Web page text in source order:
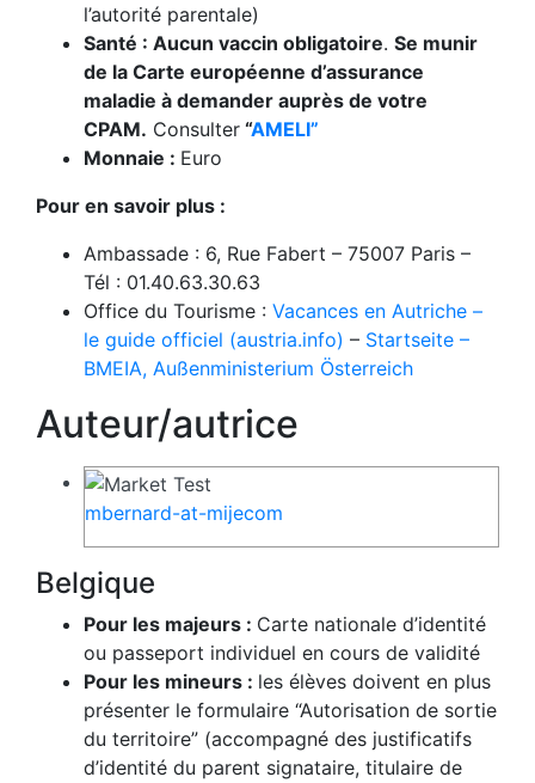
l’autorité parentale)
Santé : Aucun vaccin obligatoire. Se munir
de la Carte européenne d’assurance
maladie à demander auprès de votre
CPAM. Consulter “AMELI”
Monnaie : Euro
Pour en savoir plus :
Ambassade : 6, Rue Fabert – 75007 Paris –
Tél : 01.40.63.30.63
Office du Tourisme : Vacances en Autriche –
le guide officiel (austria.info) – Startseite –
BMEIA, Außenministerium Österreich
Auteur/autrice
mbernard-at-mijecom
Belgique
Pour les majeurs : Carte nationale d’identité
ou passeport individuel en cours de validité
Pour les mineurs : les élèves doivent en plus
présenter le formulaire “Autorisation de sortie
du territoire” (accompagné des justificatifs
d’identité du parent signataire, titulaire de